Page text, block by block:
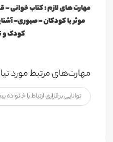
مهارت های لازم : کتاب خوانی -
موثر با کودکان – صبوری-
کودک و
مهارت‌های مرتبط مورد
توانایی برقراری ارتباط با خانواده